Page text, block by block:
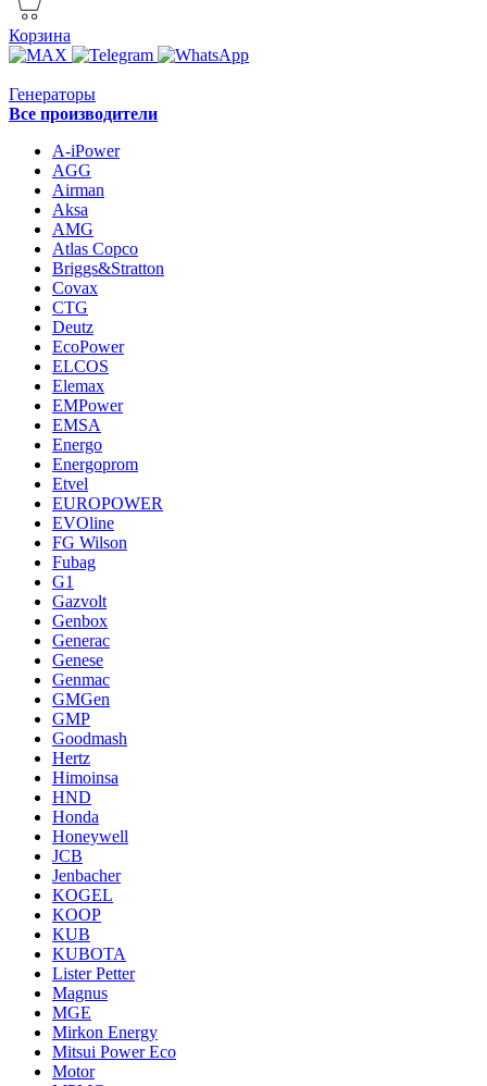
Корзина
Генераторы
Все производители
A-iPower
AGG
Airman
Aksa
AMG
Atlas Copco
Briggs&Stratton
Covax
CTG
Deutz
EcoPower
ELCOS
Elemax
EMPower
EMSA
Energo
Energoprom
Etvel
EUROPOWER
EVOline
FG Wilson
Fubag
G1
Gazvolt
Genbox
Generac
Genese
Genmac
GMGen
GMP
Goodmash
Hertz
Himoinsa
HND
Honda
Honeywell
JCB
Jenbacher
KOGEL
KOOP
KUB
KUBOTA
Lister Petter
Magnus
MGE
Mirkon Energy
Mitsui Power Eco
Motor